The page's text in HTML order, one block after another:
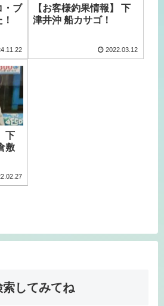
・ブ
！
【お客様釣果情報】 下
津井沖 船カサゴ！
2022.03.12
下
敷
してみてね